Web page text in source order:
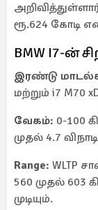
ரூ.624 கோடி
BMW I7-ன்
இரண்டு
மற்றும் i7 M70
வேகம்: 0-100
முதல் 4.7
Range: WLTP
560 முதல்
முடியும்.